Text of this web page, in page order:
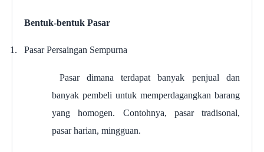
Bentuk-bentuk Pasar
1. Pasar Persaingan Sempurna
Pasar dimana terdapat banyak penjual dan
banyak pembeli untuk memperdagangkan barang
yang homogen. Contohnya, pasar tradisonal,
pasar harian, mingguan.